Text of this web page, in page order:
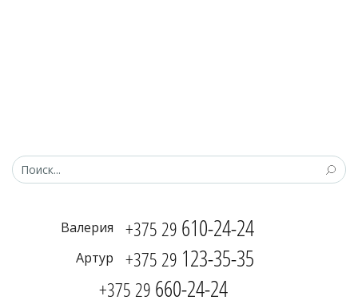
Валерия +375 29 610-24-24
Артур +375 29 123-35-35
+375 29 660-24-24